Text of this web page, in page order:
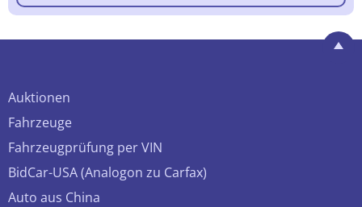
Auktionen
Fahrzeuge
Fahrzeugprüfung per VIN
BidCar-USA (Analogon zu Carfax)
Auto aus China